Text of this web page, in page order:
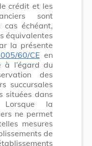
crédit et les
sont
cas échéant,
équivalentes
la présente
60/CE en
à l’égard du
des
succursales
situées dans
la
ne permet
mesures
de